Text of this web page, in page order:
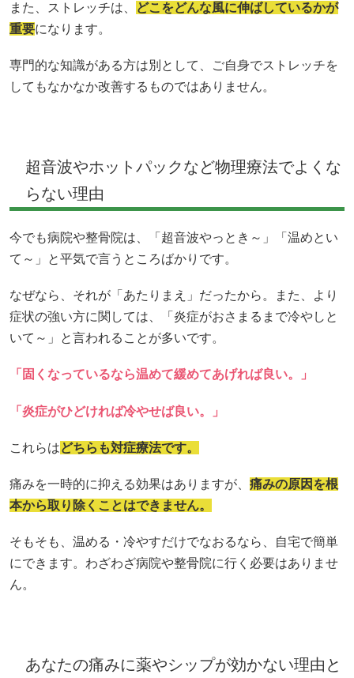
また、ストレッチは、
どこをどんな風に伸ばしているかが
重要になります。
専門的な知識がある方は別として、ご自身でストレッチを
してもなかなか改善するものではありません。
超音波やホットパックなど物理療法でよくな
らない理由
今でも病院や整骨院は、「超音波やっとき～」「温めとい
て～」と平気で言うところばかりです。
なぜなら、それが「あたりまえ」だったから。また、より
症状の強い方に関しては、「炎症がおさまるまで冷やしと
いて～」と言われることが多いです。
「固くなっているなら温めて緩めてあげれば良い。」
「炎症がひどければ冷やせば良い。」
これらはどちらも対症療法です。
痛みを一時的に抑える効果はありますが、 痛みの原因を根
本から取り除くことはできません。
そもそも、温める・冷やすだけでなおるなら、自宅で簡単
にできます。わざわざ病院や整骨院に行く必要はありませ
ん。
あなたの痛みに薬やシップが効かない理由と